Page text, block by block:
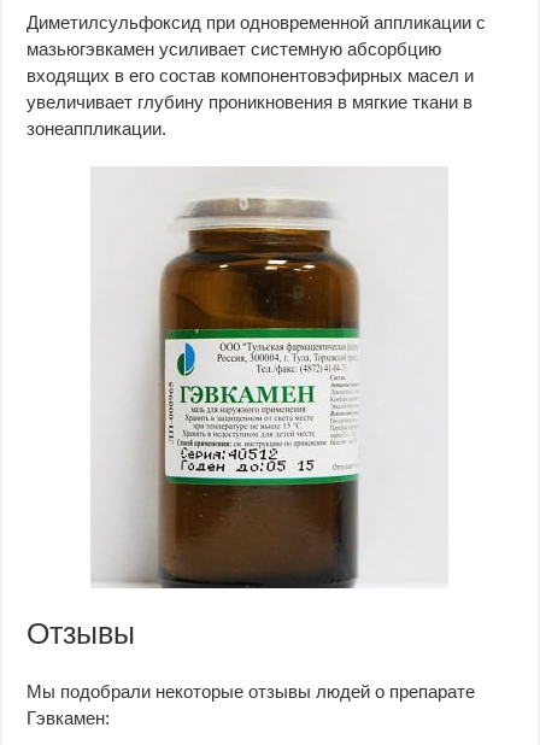
Диметилсульфоксид при одновременной аппликации с
мазьюгэвкамен усиливает системную абсорбцию
входящих в его состав компонентовэфирных масел и
увеличивает глубину проникновения в мягкие ткани в
зонеаппликации.
Отзывы
Мы подобрали некоторые отзывы людей о препарате
Гэвкамен: